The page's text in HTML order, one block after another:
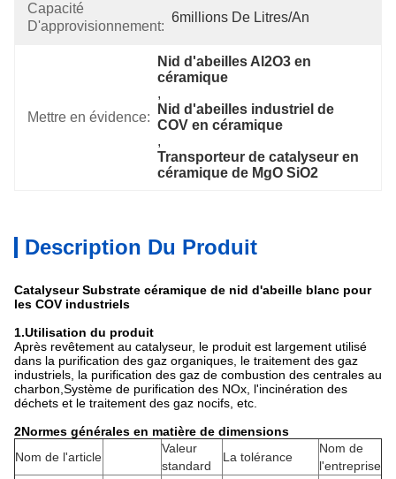
Capacité
D'approvisionnement:
6millions De Litres/an
Mettre en évidence:
Nid d'abeilles Al2O3 en
céramique
,
Nid d'abeilles industriel de
COV en céramique
,
Transporteur de catalyseur en
céramique de MgO SiO2
Description Du Produit
Catalyseur Substrate céramique de nid d'abeille blanc pour
les COV industriels
1.Utilisation du produit
Après revêtement au catalyseur, le produit est largement utilisé
dans la purification des gaz organiques, le traitement des gaz
industriels, la purification des gaz de combustion des centrales au
charbon,Système de purification des NOx, l'incinération des
déchets et le traitement des gaz nocifs, etc.
2Normes générales en matière de dimensions
Nom de l'article
Valeur
standard
La tolérance
Nom de
l'entreprise